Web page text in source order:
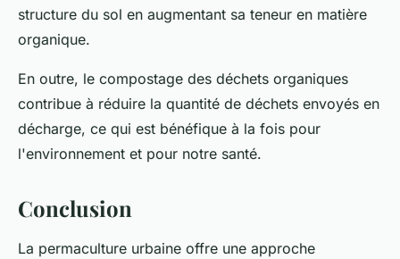
structure du sol en augmentant sa teneur en matière
organique.
En outre, le compostage des déchets organiques
contribue à réduire la quantité de déchets envoyés en
décharge, ce qui est bénéfique à la fois pour
l'environnement et pour notre santé.
Conclusion
La permaculture urbaine offre une approche